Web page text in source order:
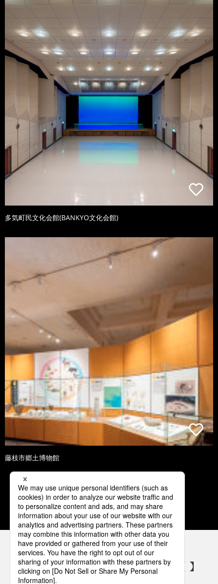
多気町民文化会館(BANKYO文化会館)
藤枝市郷土博物館
1 2 3 4 5
パナソニックの電気設備 SNSアカウント